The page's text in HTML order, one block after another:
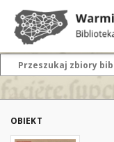
OBIEKT